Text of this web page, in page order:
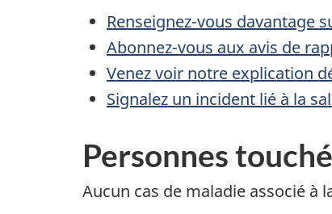
Renseignez-vous davantage
Abonnez-vous aux avis de
Venez voir notre explication
Signalez un incident lié à la
Personnes
Aucun cas de maladie associé